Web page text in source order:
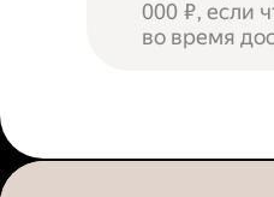
000 ₽, если
во время